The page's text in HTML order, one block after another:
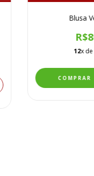
Blusa
12x de